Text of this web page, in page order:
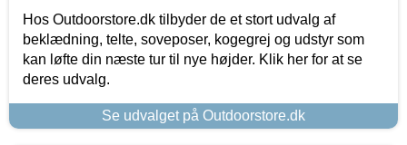
Hos Outdoorstore.dk tilbyder de et stort udvalg af
beklædning, telte, soveposer, kogegrej og udstyr som
kan løfte din næste tur til nye højder. Klik her for at se
deres udvalg.
Se udvalget på Outdoorstore.dk